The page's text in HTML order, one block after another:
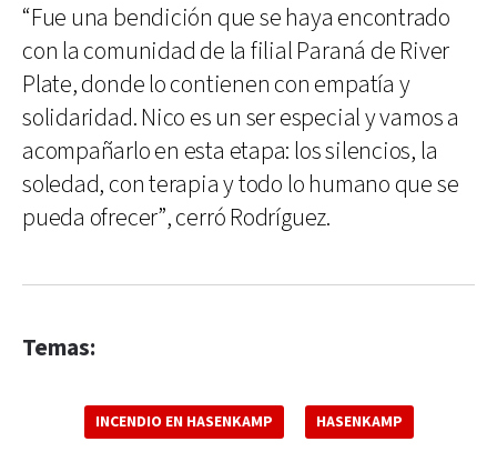
“Fue una bendición que se haya encontrado
con la comunidad de la filial Paraná de River
Plate, donde lo contienen con empatía y
solidaridad. Nico es un ser especial y vamos a
acompañarlo en esta etapa: los silencios, la
soledad, con terapia y todo lo humano que se
pueda ofrecer”, cerró Rodríguez.
Temas:
INCENDIO EN HASENKAMP HASENKAMP